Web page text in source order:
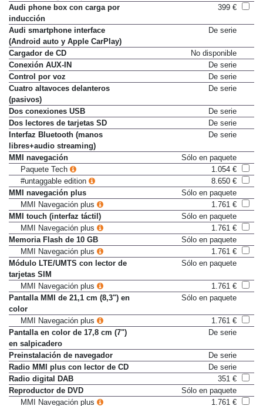
MMI Navegación plus
1.761 €
Audi phone box con carga por
inducción
Audi smartphone interface
(Android auto y Apple CarPlay)
Cargador de CD
No disponible
Conexión AUX-IN
De serie
Control por voz
De serie
Cuatro altavoces delanteros
(pasivos)
Dos conexiones USB
De serie
Dos lectores de tarjetas SD
De serie
Interfaz Bluetooth (manos
libres+audio streaming)
MMI navegación
Sólo en paquete
Paquete Tech
1.054 €
#untaggable edition
8.650 €
MMI navegación plus
Sólo en paquete
MMI Navegación plus
1.761 €
MMI touch (interfaz táctil)
Sólo en paquete
MMI Navegación plus
1.761 €
Memoria Flash de 10 GB
Sólo en paquete
MMI Navegación plus
1.761 €
Módulo LTE/UMTS con lector de
tarjetas SIM
MMI Navegación plus
1.761 €
Pantalla MMI de 21,1 cm (8,3") en
color
MMI Navegación plus
1.761 €
Pantalla en color de 17,8 cm (7")
en salpicadero
Preinstalación de navegador
De serie
Radio MMI plus con lector de CD
De serie
Radio digital DAB
351 €
Reproductor de DVD
Sólo en paquete